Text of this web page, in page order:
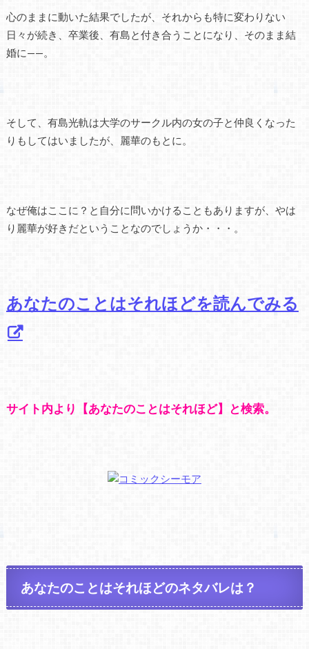
心のままに動いた結果でしたが、それからも特に変わりない
日々が続き、卒業後、有島と付き合うことになり、そのまま結
婚に——。
そして、有島光軌は大学のサークル内の女の子と仲良くなった
りもしてはいましたが、麗華のもとに。
なぜ俺はここに？と自分に問いかけることもありますが、やは
り麗華が好きだということなのでしょうか・・・。
あなたのことはそれほどを読んでみる
サイト内より【あなたのことはそれほど】と検索。
あなたのことはそれほどのネタバレは？